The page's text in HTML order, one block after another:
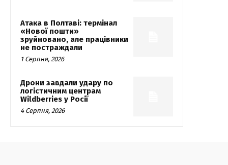
Атака в Полтаві: термінал
«Нової пошти»
зруйновано, але працівники
не постраждали
1 Серпня, 2026
Дрони завдали удару по
логістичним центрам
Wildberries у Росії
4 Серпня, 2026